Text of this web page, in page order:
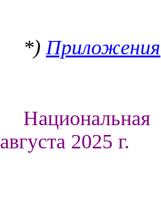
*) Приложения
августа 2025 г.